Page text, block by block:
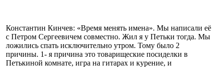
Константин Кинчев: «Время менять имена». Мы написали её
с Петром Сергеевичем совместно. Жил я у Петьки тогда. Мы
ложились спать исключительно утром. Тому было 2
причины. 1- я причина это товарищеские посиделки в
Петькиной комнате, игра на гитарах и курение, и